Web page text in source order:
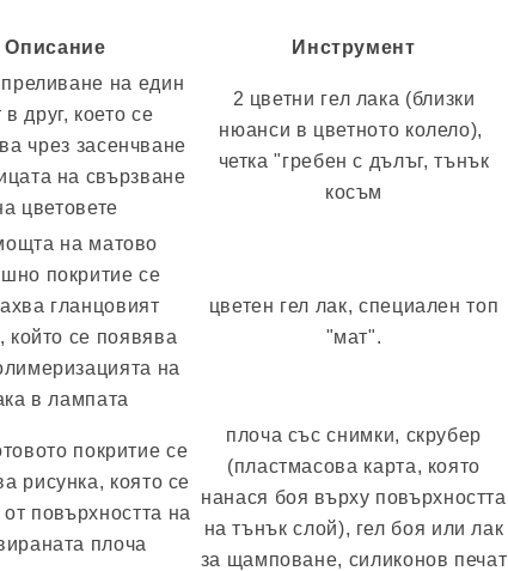
Описание Инструмент
на един
в друг, което се
чрез засенчване
на свързване
цветовете
2 цветни гел лака (близки
нюанси в цветното колело), ​​
четка "гребен с дълъг, тънък
косъм
на матово
покритие се
гланцовият
който се появява
на
в лампата
цветен гел лак, специален топ
"мат".
покритие се
рисунка, която се
повърхността на
плоча
плоча със снимки, скрубер
(пластмасова карта, която
нанася боя върху повърхността
на тънък слой), гел боя или лак
за щамповане, силиконов печат